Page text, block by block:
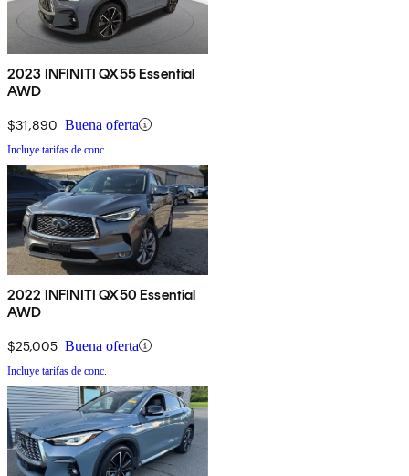
2023 INFINITI QX55 Essential
AWD
$31,890 Buena oferta
Incluye tarifas de conc.
2022 INFINITI QX50 Essential
AWD
$25,005 Buena oferta
Incluye tarifas de conc.